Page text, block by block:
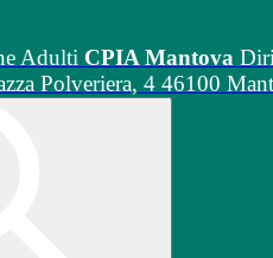
Adulti CPIA Mantova
Polveriera, 4 46100